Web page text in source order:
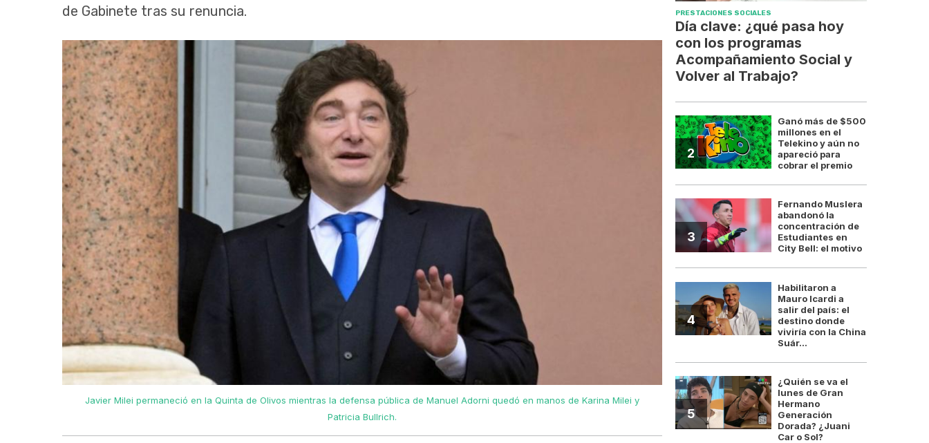
de Gabinete tras su renuncia.
Javier Milei permaneció en la Quinta de Olivos mientras la defensa pública de Manuel Adorni quedó en manos de Karina Milei y
Patricia Bullrich.
Javier Milei permaneció en la Quinta de Olivos
PRESTACIONES SOCIALES
Día clave: ¿qué pasa hoy
con los programas
Acompañamiento Social y
Volver al Trabajo?
2
Ganó más de $500
millones en el
Telekino y aún no
apareció para
cobrar el premio
3
Fernando Muslera
abandonó la
concentración de
Estudiantes en
City Bell: el motivo
4
Habilitaron a
Mauro Icardi a
salir del país: el
destino donde
viviría con la China
Suár...
5
¿Quién se va el
lunes de Gran
Hermano
Generación
Dorada? ¿Juani
Car o Sol?